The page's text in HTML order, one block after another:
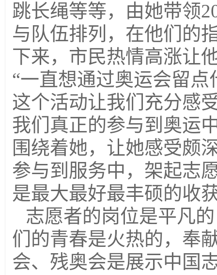
跳长绳等等，由她带领
与队伍排列，在他们的
下来，市民热情高涨让
“一直想通过奥运会留
这个活动让我们充分感
我们真正的参与到奥运
围绕着她，让她感受颇
参与到服务中，架起志
是最大最好最丰硕的收
志愿者的岗位是平凡
们的青春是火热的，奉
会、残奥会是展示中国